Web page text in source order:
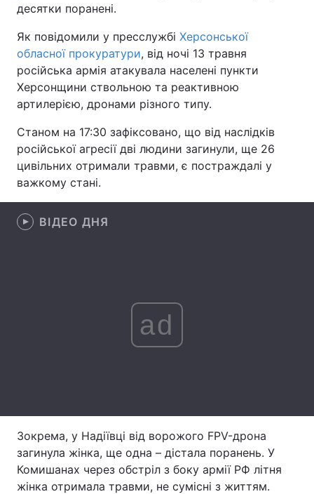
Економіка
Спорт Наука
Техно і зв'язок Лайт
Зброя Інциденти
Здоров'я Туризм
Цікавинки Погода
Екологія
Лонгріди
Вакансії
десятки поранені.
Як повідомили у пресслужбі Херсонської
обласної прокуратури, від ночі 13 травня
російська армія атакувала населені пункти
Херсонщини ствольною та реактивною
артилерією, дронами різного типу.
Станом на 17:30 зафіксовано, що від наслідків
російської агресії дві людини загинули, ще 26
цивільних отримали травми, є постраждалі у
важкому стані.
ВІДЕО ДНЯ
ad
Зокрема, у Надіївці від ворожого FPV-дрона
загинула жінка, ще одна – дістала поранень. У
Комишанах через обстріл з боку армії РФ літня
жінка отримала травми, не сумісні з життям.